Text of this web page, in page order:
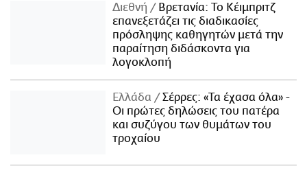
Διεθνή
Βρετανία: Το Κέιμπριτζ
επανεξετάζει τις διαδικασίες
πρόσληψης καθηγητών μετά την
παραίτηση διδάσκοντα για
λογοκλοπή
Ελλάδα
Σέρρες: «Τα έχασα όλα» -
Οι πρώτες δηλώσεις του πατέρα
και συζύγου των θυμάτων του
τροχαίου